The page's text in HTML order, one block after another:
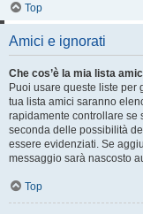
Top
Amici e ignorati
Che cos’è la mia lista
Puoi usare queste liste per
tua lista amici saranno
rapidamente controllare se
seconda delle possibilità
essere evidenziati. Se
messaggio sarà nascosto
Top